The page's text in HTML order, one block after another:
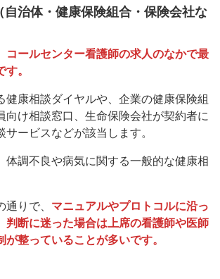
自治体・健康保険組合・保険会社な
コールセンター看護師の求人のなかで最
。
健康相談ダイヤルや、企業の健康保険組
向け相談窓口、生命保険会社が契約者に
ービスなどが該当します。
体調不良や病気に関する一般的な健康相
りで、 マニュアルやプロトコルに沿っ
判断に迷った場合は上席の看護師や医師
整っていることが多いです。